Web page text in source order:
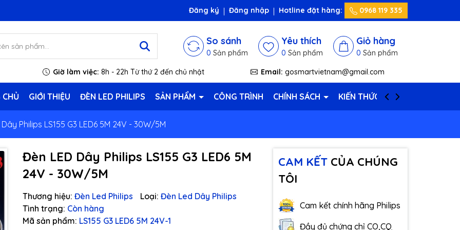
Đăng ký Đăng nhập Hotline đặt hàng: 0968 119 335
So sánh
0 Sản phẩm
Yêu thích
0 Sản phẩm
Giỏ hàng
0 Sản phẩm
Giờ làm việc: 8h - 22h Từ thứ 2 đến chủ nhật Email: gosmartvietnam@gmail.com
GIỚI THIỆU ĐÈN LED PHILIPS SẢN PHẨM CÔNG TRÌNH CHÍNH SÁCH KIẾN THỨC HAY
Philips LS155 G3 LED6 5M 24V - 30W/5M
Đèn LED Dây Philips LS155 G3 LED6 5M
24V - 30W/5M
Thương hiệu: Đèn Led Philips Loại: Đèn Led Dây Philips
Tình trạng: Còn hàng
Mã sản phẩm: LS155 G3 LED6 5M 24V-1
CAM KẾTCỦA CHÚNG
TÔI
Cam kết chính hãng Philips
Đầy đủ chứng chỉ CO,CQ